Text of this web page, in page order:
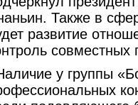
Также в
развитие
совместных
у группы